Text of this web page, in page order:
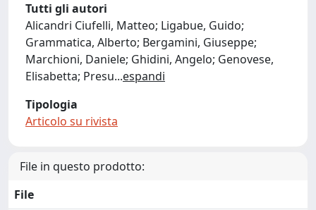
Tutti gli autori
Alicandri Ciufelli, Matteo; Ligabue, Guido;
Grammatica, Alberto; Bergamini, Giuseppe;
Marchioni, Daniele; Ghidini, Angelo; Genovese,
Elisabetta; Presu...espandi
Tipologia
Articolo su rivista
File in questo prodotto:
File